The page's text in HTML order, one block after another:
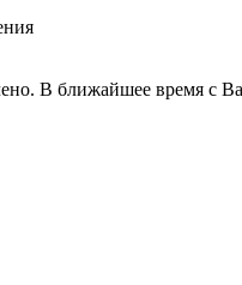
В ближайшее время с